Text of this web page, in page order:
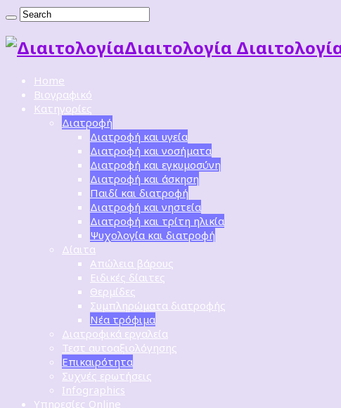
Διαιτoλογία
Home
Βιογραφικό
Κατηγορίες
Διατροφή
Διατροφή και υγεία
Διατροφή και νοσήματα
Διατροφή και εγκυμοσύνη
Διατροφή και άσκηση
Παιδί και διατροφή
Διατροφή και νηστεία
Διατροφή και τρίτη ηλικία
Ψυχολογία και διατροφή
Δίαιτα
Απώλεια βάρους
Ειδικές δίαιτες
Θερμίδες
Συμπληρώματα διατροφής
Νέα τρόφιμα
Διατροφικά εργαλεία
Τεστ αυτοαξιολόγησης
Επικαιρότητα
Συχνές ερωτήσεις
Infographics
Υπηρεσίες Online